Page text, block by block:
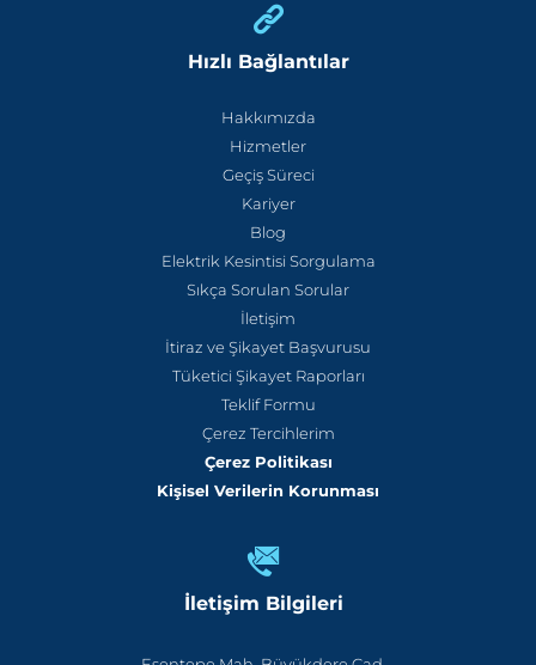
Hızlı Bağlantılar
Hakkımızda
Hizmetler
Geçiş Süreci
Kariyer
Blog
Elektrik Kesintisi Sorgulama
Sıkça Sorulan Sorular
İletişim
İtiraz ve Şikayet Başvurusu
Tüketici Şikayet Raporları
Teklif Formu
Çerez Tercihlerim
Çerez Politikası
Kişisel Verilerin Korunması
İletişim Bilgileri